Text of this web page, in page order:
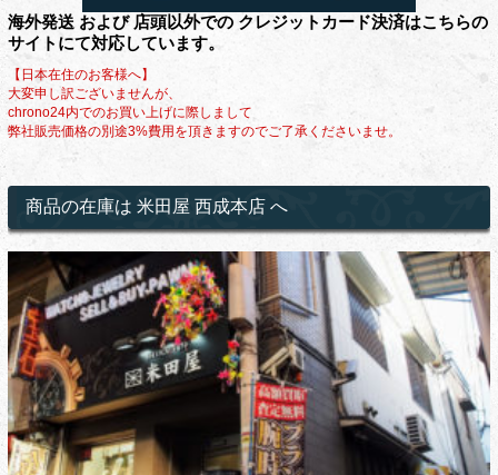
海外発送 および 店頭以外での クレジットカード決済はこちらの
サイトにて対応しています。
【日本在住のお客様へ】
大変申し訳ございませんが、
chrono24内でのお買い上げに際しまして
弊社販売価格の別途3%費用を頂きますのでご了承くださいませ。
商品の在庫は 米田屋 西成本店 へ